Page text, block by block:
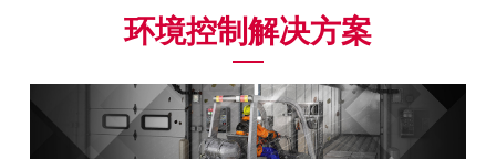
AMERICAS
Español
Portuguese
解决方案
走进瑞泰
环境控制解决方案